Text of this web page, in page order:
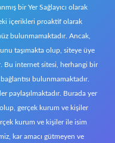
bir Yer Sağlayıcı olarak
içerikleri proaktif olarak
bulunmamaktadır. Ancak,
taşımakta olup, siteye üye
Bu internet sitesi, herhangi bir
bulunmamaktadır.
paylaşılmaktadır. Burada yer
gerçek kurum ve kişiler
kurum ve kişiler ile isim
kar amacı gütmeyen ve